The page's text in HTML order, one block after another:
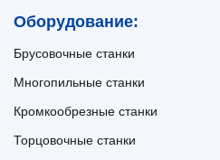
Оборудование:
Брусовочные станки
Многопильные станки
Кромкообрезные станки
Торцовочные станки